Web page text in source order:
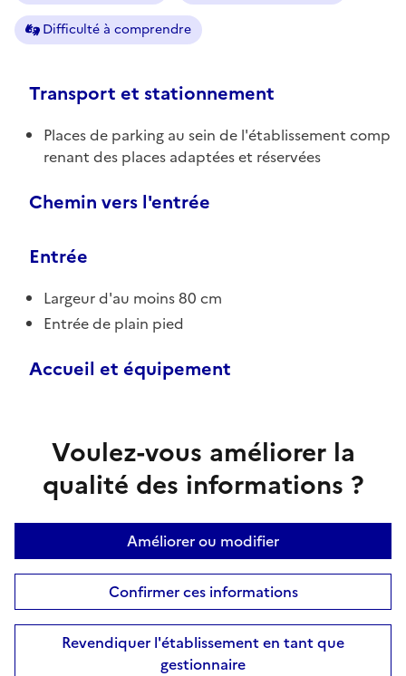
Difficulté à comprendre
Transport et stationnement
Places de parking au sein de l'établissement comp
renant des places adaptées et réservées
Chemin vers l'entrée
Entrée
Largeur d'au moins 80 cm
Entrée de plain pied
Accueil et équipement
Voulez-vous améliorer la
qualité des informations ?
Améliorer ou modifier
Confirmer ces informations
Revendiquer l'établissement en tant que
gestionnaire